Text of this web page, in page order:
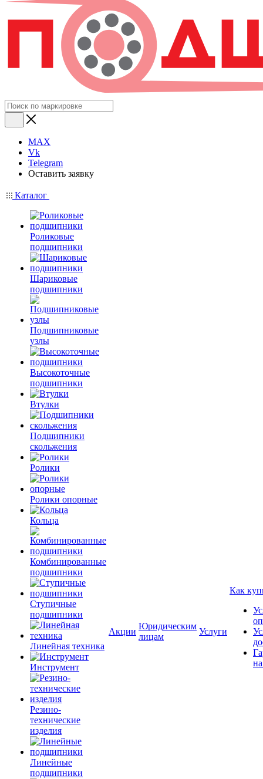
MAX
Vk
Telegram
Оставить заявку
Каталог
Роликовые
подшипники
Шариковые
подшипники
Подшипниковые
узлы
Высокоточные
подшипники
Втулки
Подшипники
скольжения
Ролики
Ролики опорные
Кольца
Комбинированные
подшипники
Ступичные
подшипники
Линейная техника
Инструмент
Резино-
технические
изделия
Линейные
подшипники
Акции
Юридическим
лицам
Услуги
Как